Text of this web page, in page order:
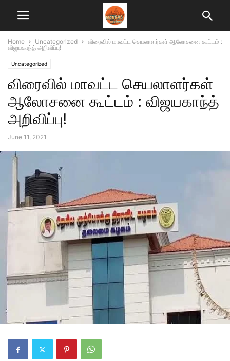
Home Uncategorized
விரைவில் மாவட்ட செயலாளர்கள் ஆலோசனை கூட்டம் :
விஜயகாந்த் அறிவிப்பு!
Uncategorized
விரைவில் மாவட்ட செயலாளர்கள்
ஆலோசனை கூட்டம் : விஜயகாந்த்
அறிவிப்பு!
June 11, 2021